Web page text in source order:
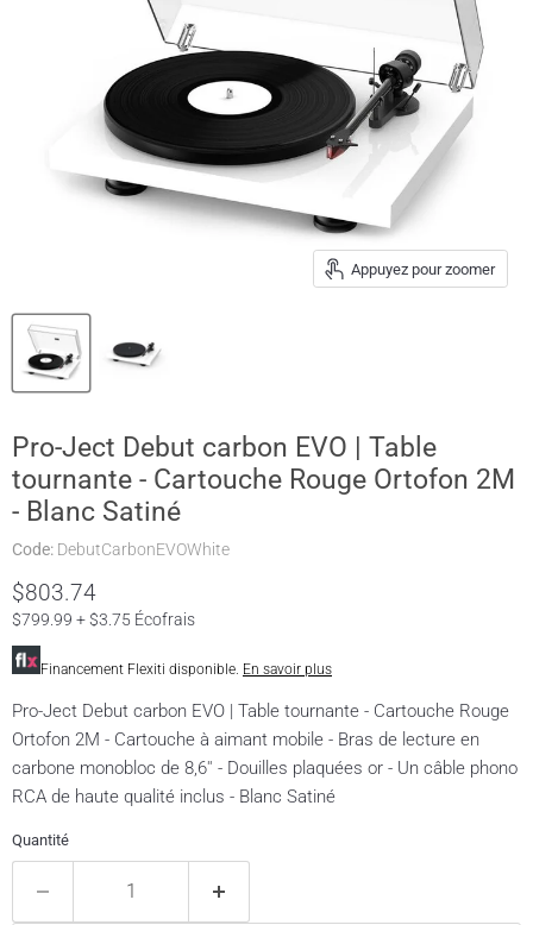
Appuyez pour zoomer
Pro-Ject Debut carbon EVO | Table
tournante - Cartouche Rouge Ortofon 2M
- Blanc Satiné
Code: DebutCarbonEVOWhite
Prix actuel
$803.74
$799.99 + $3.75 Écofrais
Financement Flexiti disponible. En savoir plus
Pro-Ject Debut carbon EVO | Table tournante - Cartouche Rouge
Ortofon 2M - Cartouche à aimant mobile - Bras de lecture en
carbone monobloc de 8,6'' - Douilles plaquées or - Un câble phono
RCA de haute qualité inclus - Blanc Satiné
Quantité